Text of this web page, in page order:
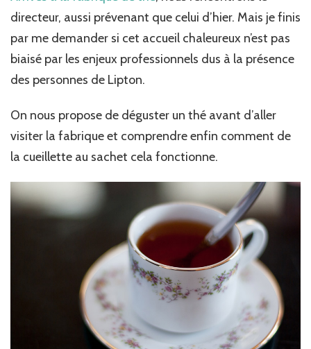
directeur, aussi prévenant que celui d’hier. Mais je finis
par me demander si cet accueil chaleureux n’est pas
biaisé par les enjeux professionnels dus à la présence
des personnes de Lipton.
On nous propose de déguster un thé avant d’aller
visiter la fabrique et comprendre enfin comment de
la cueillette au sachet cela fonctionne.